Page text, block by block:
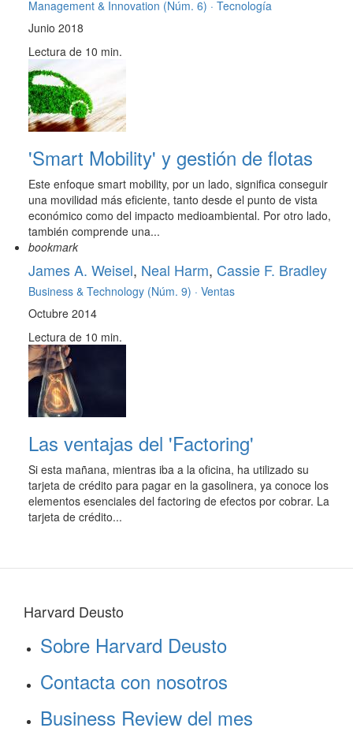
Management & Innovation (Núm. 6) · Tecnología
Junio 2018
Lectura de 10 min.
'Smart Mobility' y gestión de flotas
Este enfoque smart mobility, por un lado, significa conseguir
una movilidad más eficiente, tanto desde el punto de vista
económico como del impacto medioambiental. Por otro lado,
también comprende una...
bookmark
James A. Weisel, Neal Harm, Cassie F. Bradley
Business & Technology (Núm. 9) · Ventas
Octubre 2014
Lectura de 10 min.
Las ventajas del 'Factoring'
Si esta mañana, mientras iba a la oficina, ha utilizado su
tarjeta de crédito para pagar en la gasolinera, ya conoce los
elementos esenciales del factoring de efectos por cobrar. La
tarjeta de crédito...
Harvard Deusto
Sobre Harvard Deusto
Contacta con nosotros
Business Review del mes